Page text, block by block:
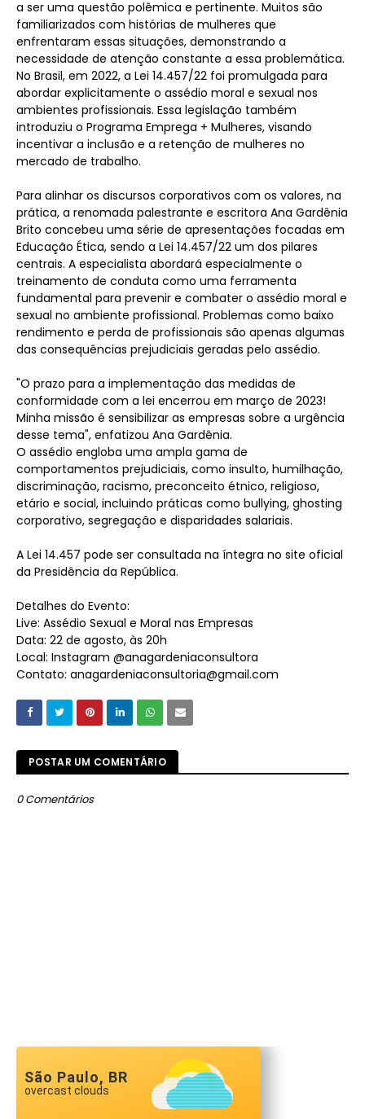
a ser uma questão polêmica e pertinente. Muitos são
familiarizados com histórias de mulheres que
enfrentaram essas situações, demonstrando a
necessidade de atenção constante a essa problemática.
No Brasil, em 2022, a Lei 14.457/22 foi promulgada para
abordar explicitamente o assédio moral e sexual nos
ambientes profissionais. Essa legislação também
introduziu o Programa Emprega + Mulheres, visando
incentivar a inclusão e a retenção de mulheres no
mercado de trabalho.
Para alinhar os discursos corporativos com os valores, na
prática, a renomada palestrante e escritora Ana Gardênia
Brito concebeu uma série de apresentações focadas em
Educação Ética, sendo a Lei 14.457/22 um dos pilares
centrais. A especialista abordará especialmente o
treinamento de conduta como uma ferramenta
fundamental para prevenir e combater o assédio moral e
sexual no ambiente profissional. Problemas como baixo
rendimento e perda de profissionais são apenas algumas
das consequências prejudiciais geradas pelo assédio.
"O prazo para a implementação das medidas de
conformidade com a lei encerrou em março de 2023!
Minha missão é sensibilizar as empresas sobre a urgência
desse tema", enfatizou Ana Gardênia.
O assédio engloba uma ampla gama de
comportamentos prejudiciais, como insulto, humilhação,
discriminação, racismo, preconceito étnico, religioso,
etário e social, incluindo práticas como bullying, ghosting
corporativo, segregação e disparidades salariais.
A Lei 14.457 pode ser consultada na íntegra no site oficial
da Presidência da República.
Detalhes do Evento:
Live: Assédio Sexual e Moral nas Empresas
Data: 22 de agosto, às 20h
Local: Instagram @anagardeniaconsultora
Contato: anagardeniaconsultoria@gmail.com
POSTAR UM COMENTÁRIO
0 Comentários
São Paulo, BR
overcast clouds